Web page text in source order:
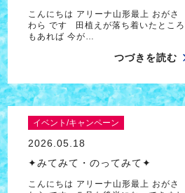
こんにちは アリーナ山形最上 おがさ
わら です 田植えが落ち着いたところ
もあれば 今が…
つづきを読む
イベント/キャンペーン
2026.05.18
✦みてみて・のってみて✦
こんにちは アリーナ山形最上 おがさ